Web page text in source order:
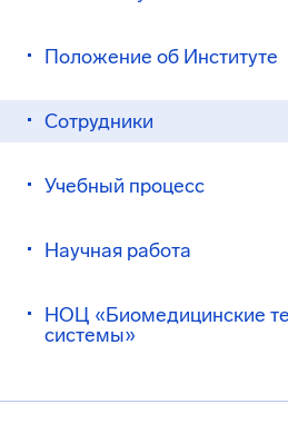
Положение об Институте
Сотрудники
Учебный процесс
Научная работа
НОЦ «Биомедицинские
системы»